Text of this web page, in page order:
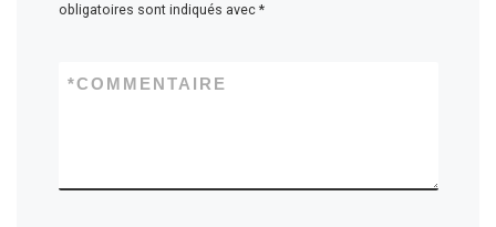
obligatoires sont indiqués avec *
COMMENTAIRE
*